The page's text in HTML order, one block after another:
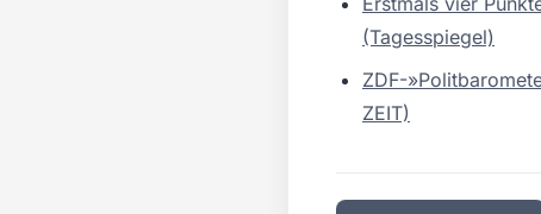
(Tagesspiegel)
ZDF-
ZEIT)